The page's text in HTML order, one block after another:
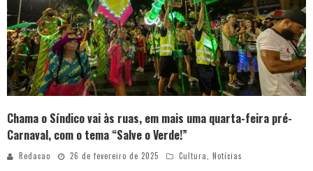
Chama o Síndico vai às ruas, em mais uma quarta-feira pré-
Carnaval, com o tema “Salve o Verde!”
Redacao 26 de fevereiro de 2025 Cultura, Notícias